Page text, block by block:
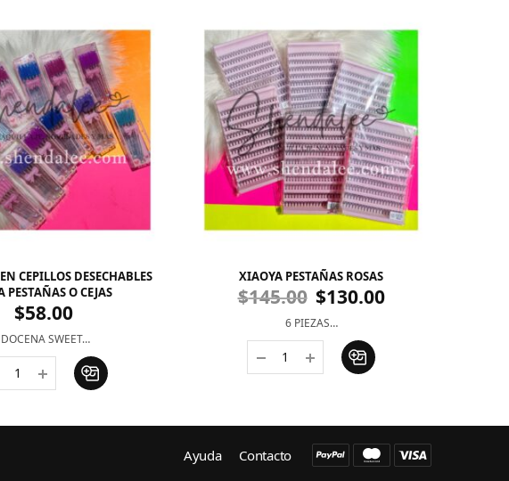
CEPILLOS DESECHABLES
PESTAÑAS O CEJAS
$58.00
DOCENA SWEET…
XIAOYA PESTAÑAS ROSAS
$145.00 $130.00
6 PIEZAS…
Ayuda Contacto